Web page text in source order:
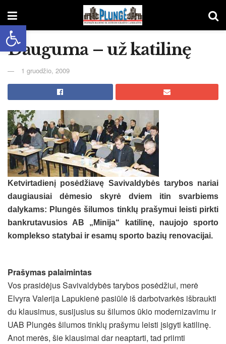
Open toolbar
Dauguma – už katilinę
1 gruodžio, 2009
Ketvirtadienį posėdžiavę Savivaldybės tarybos nariai
daugiausiai dėmesio skyrė dviem itin svarbiems
dalykams: Plungės šilumos tinklų prašymui leisti pirkti
bankrutavusios AB „Minija“ katilinę, naujojo sporto
komplekso statybai ir esamų sporto bazių renovacijai.
Prašymas palaimintas
Vos prasidėjus Savivaldybės tarybos posėdžiui, merė
Elvyra Valerija Lapukienė pasiūlė iš darbotvarkės išbraukti
du klausimus, susijusius su šilumos ūkio modernizavimu ir
UAB Plungės šilumos tinklų prašymu leisti įsigyti katilinę.
Anot merės, šie klausimai dar neaptarti, tad priimti